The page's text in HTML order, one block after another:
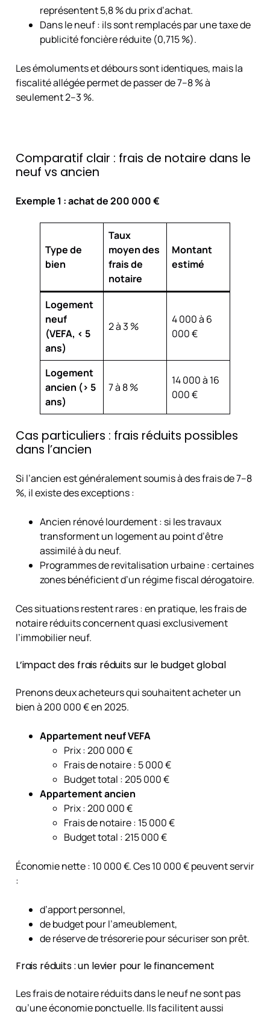
représentent 5,8 % du prix d’achat.
Dans le neuf : ils sont remplacés par une taxe de
publicité foncière réduite (0,715 %).
Les émoluments et débours sont identiques, mais la
fiscalité allégée permet de passer de 7–8 % à
seulement 2–3 %.
Comparatif clair : frais de notaire dans le
neuf vs ancien
Exemple 1 : achat de 200 000 €
Type de
bien
Taux
moyen des
frais de
notaire
Montant
estimé
Logement
neuf
(VEFA, < 5
ans)
2 à 3 %
4 000 à 6
000 €
Logement
ancien (> 5
ans)
7 à 8 %
14 000 à 16
000 €
Cas particuliers : frais réduits possibles
dans l’ancien
Si l’ancien est généralement soumis à des frais de 7–8
%, il existe des exceptions :
Ancien rénové lourdement : si les travaux
transforment un logement au point d’être
assimilé à du neuf.
Programmes de revitalisation urbaine : certaines
zones bénéficient d’un régime fiscal dérogatoire.
Ces situations restent rares : en pratique, les frais de
notaire réduits concernent quasi exclusivement
l’immobilier neuf.
L’impact des frais réduits sur le budget global
Prenons deux acheteurs qui souhaitent acheter un
bien à 200 000 € en 2025.
Appartement neuf VEFA
Prix : 200 000 €
Frais de notaire : 5 000 €
Budget total : 205 000 €
Appartement ancien
Prix : 200 000 €
Frais de notaire : 15 000 €
Budget total : 215 000 €
Économie nette : 10 000 €. Ces 10 000 € peuvent servir
:
d’apport personnel,
de budget pour l’ameublement,
de réserve de trésorerie pour sécuriser son prêt.
Frais réduits : un levier pour le financement
Les frais de notaire réduits dans le neuf ne sont pas
qu’une économie ponctuelle. Ils facilitent aussi